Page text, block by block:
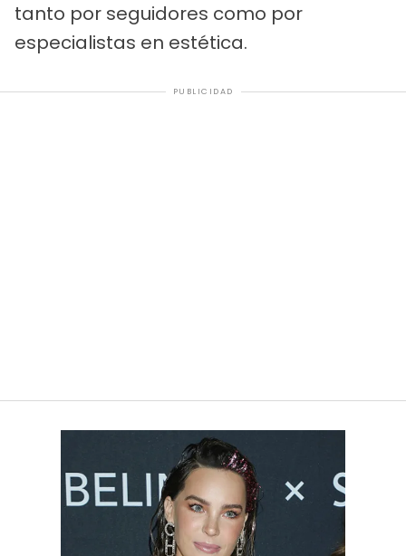
tanto por seguidores como por
especialistas en estética.
PUBLICIDAD